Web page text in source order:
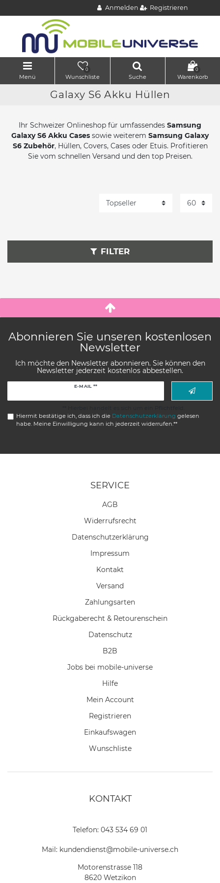
Anmelden Registrieren
Menü
0
Wunschliste Suche
0
Warenkorb
Galaxy S6 Akku Hüllen
Ihr Schweizer Onlineshop für umfassendes Samsung
Galaxy S6 Akku Cases sowie weiterem Samsung Galaxy
S6 Zubehör, Hüllen, Covers, Cases oder Etuis. Profitieren
Sie vom schnellen Versand und den top Preisen.
FILTER
Abonnieren Sie unseren kostenlosen
Newsletter
Ich möchte den Newsletter abonnieren. Sie können den
Newsletter jederzeit kostenlos abbestellen.
E-MAIL **
Hiermit bestätige ich, dass ich die Daten­schutz­erklärung gelesen
habe. Meine Einwilligung kann ich jederzeit widerrufen.**
SERVICE
AGB
Widerrufs­recht
Daten­schutz­erklärung
Impressum
Kontakt
Versand
Zahlungsarten
Rückgaberecht & Retourenschein
Datenschutz
B2B
Jobs bei mobile-universe
Hilfe
Mein Account
Registrieren
Einkaufswagen
Wunschliste
KONTAKT
Telefon: 043 534 69 01
Mail: kundendienst@mobile-universe.ch
Motorenstrasse 118
8620 Wetzikon